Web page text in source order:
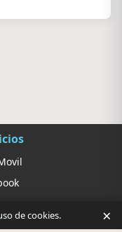
de cookies. ×